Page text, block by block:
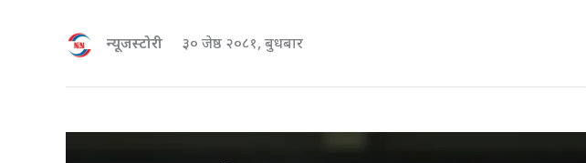
न्यूजस्टोरी ३० जेष्ठ २०८१, बुधबार